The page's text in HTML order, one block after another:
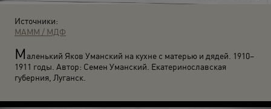
Источники:
МАММ / МДФ
М аленький Яков Уманский на кухне с матерью и дядей. 1910–
1911 годы. Автор: Семен Уманский. Екатеринославская
губерния, Луганск.